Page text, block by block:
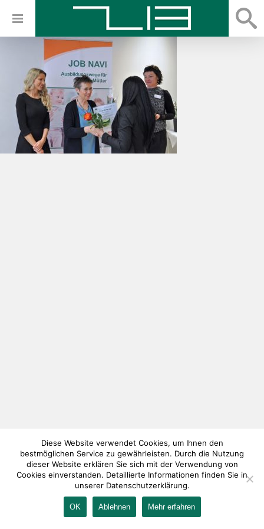
IMPRESSUM KONTAKT AGB DATENSCHUTZ
Diese Website verwendet Cookies, um Ihnen den
bestmöglichen Service zu gewährleisten. Durch die Nutzung
dieser Website erklären Sie sich mit der Verwendung von
Cookies einverstanden. Detaillierte Informationen finden Sie in
unserer Datenschutzerklärung.
OK Ablehnen Mehr erfahren